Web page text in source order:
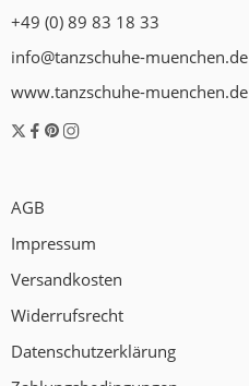
+49 (0) 89 83 18 33
info@tanzschuhe-muenchen.de
www.tanzschuhe-muenchen.de
AGB
Impressum
Versandkosten
Widerrufsrecht
Datenschutzerklärung